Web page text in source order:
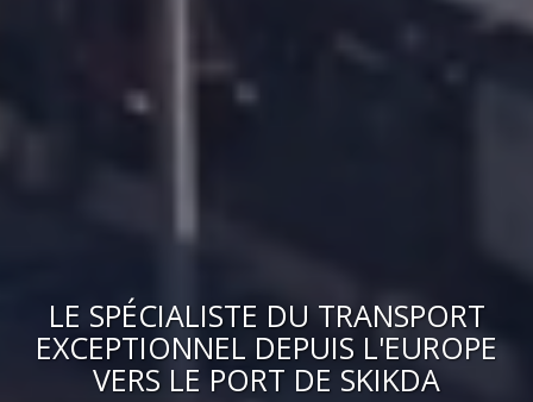
LE SPÉCIALISTE DU TRANSPORT
EXCEPTIONNEL DEPUIS L'EUROPE
VERS LE PORT DE SKIKDA